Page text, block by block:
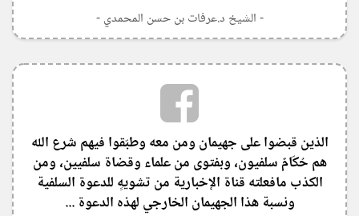
- الشيخ د.عرفات بن حسن المحمدي -
‏الذين قبضوا على جهيمان ومن معه وطبّقوا فيهم شرع الله
هم حُكّامٌ سلفيون، وبفتوى من علماء وقضاة سلفيين، ومن
الكذب مافعلته قناة الإخبارية من تشويهٍ للدعوة السلفية
ونسبة هذا الجهيمان الخارجي لهذه الدعوة ...